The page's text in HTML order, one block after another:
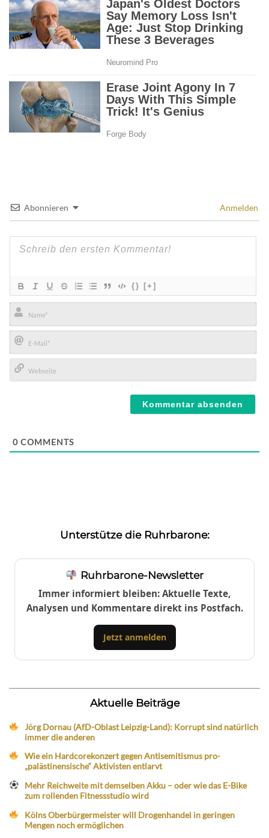
Abonnieren Anmelden
{} [+]
Name*
E-
Mail*
0 COMMENTS
Unterstütze die Ruhrbarone:
Ruhrbarone-Newsletter
Immer informiert bleiben: Aktuelle Texte,
Analysen und Kommentare direkt ins Postfach.
Jetzt anmelden
Aktuelle Beiträge
Jörg Dornau (AfD-Oblast Leipzig-Land): Korrupt sind natürlich
immer die anderen
Wie ein Hardcorekonzert gegen Antisemitismus pro-
„palästinensische“ Aktivisten entlarvt
Mehr Reichweite mit demselben Akku – oder wie das E-Bike
zum rollenden Fitnessstudio wird
Kölns Oberbürgermeister will Drogenhandel in geringen
Mengen noch ermöglichen